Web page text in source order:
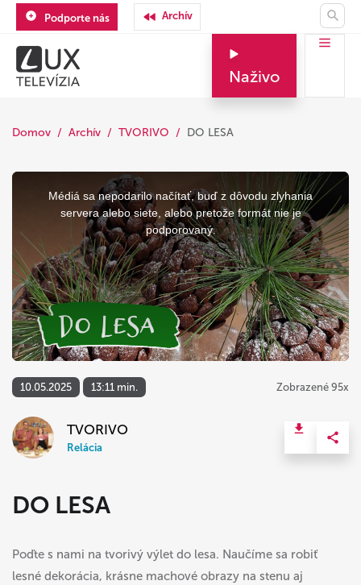
Podporte nás Archív
Naživo
Domov Archív TVORIVO DO LESA
This
Médiá sa nepodarilo načítať, buď z dôvodu zlyhania
servera alebo siete, alebo pretože formát nie je
podporovaný.
10.05.2025 13:11 min. Zobrazené 95x
TVORIVO
Relácia
DO LESA
Poďte s nami na tvorivý výlet do lesa. Naučíme sa robiť
lesné dekorácia, krásne machové obrazy na stenu aj